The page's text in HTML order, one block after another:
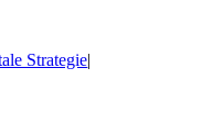
Strategie|